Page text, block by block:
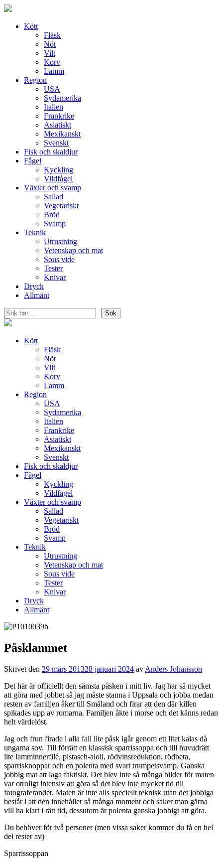
Skip
contentKött
Fläsk
Nöt
Vilt
Korv
Lamm
Region
USA
Sydamerika
Italien
Frankrike
Asiatiskt
Mexikanskt
Svenskt
Fisk och skaldjur
Fågel
Kyckling
Vildfågel
Växter och svamp
Sallad
Vegetariskt
Bröd
Svamp
Teknik
Utrustning
Vetenskap och mat
Sous vide
Tester
Knivar
Dryck
Allmänt
Sök
Sök
Kött
Fläsk
Nöt
Vilt
Korv
Lamm
Region
USA
Sydamerika
Italien
Frankrike
Asiatiskt
Mexikanskt
Svenskt
Fisk och skaldjur
Fågel
Kyckling
Vildfågel
Växter och svamp
Sallad
Vegetariskt
Bröd
Svamp
Teknik
Utrustning
Vetenskap och mat
Sous vide
Tester
Knivar
Dryck
Allmänt
Påsklammet
Skrivet den 29 mars 201328 januari 2024 av Anders Johansson
Det här är officiellt den sämsta påsken i mitt liv. Jag har så mycket
att göra med jobbet så jag måste stanna i Uppsala och jobba medan
resten av familjen åker till Småland och firar att den där killen
spikades upp av romarna. Familjen åkte i morse och det känns redan
helt värdelöst.
Jag och frun firade i alla fall lite påsk igår genom ett litet kalas då
ungarna sov. Till förrätt en klassisk sparrissoppa och till huvudrätt
lite lamminnerfilé, pistasch-aioli, rödvinsreduktion, rödbeta,
sparrisknoppar och en polenta med svart trumpetsvamp. Ganska
jobbig mat att laga faktiskt. Det blev inte så många bilder för maten
var otroligt intensiv att göra så det blev inte mycket tid till
fotograferandet. Maten är inte alls speciellt teknisk utan det jobbiga
består i att den innehåller så många moment och saker man gärna
vill ha klart i rätt tid, dessutom är polenta ganska jobbigt att göra.
Du behöver för två personer (men vissa saker kommer du få en hel
del rester av)
Sparrissoppan